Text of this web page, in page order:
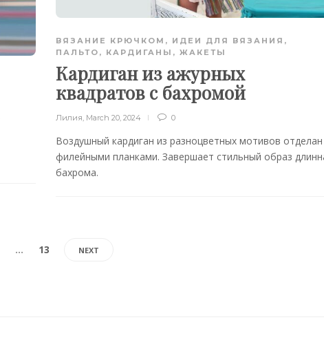
ВЯЗАНИЕ КРЮЧКОМ , ИДЕИ ДЛЯ ВЯЗАНИЯ ,
ПАЛЬТО, КАРДИГАНЫ, ЖАКЕТЫ
Кардиган из ажурных
квадратов с бахромой
Лилия March 20, 2024 0
Воздушный кардиган из разноцветных мотивов отделан
филейными планками. Завершает стильный образ
бахрома.
… 13 NEXT